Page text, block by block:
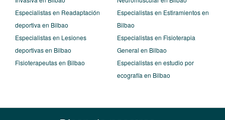
Especialistas en Readaptación
deportiva en Bilbao
Especialistas en Lesiones
deportivas en Bilbao
Fisioterapeutas en Bilbao
Especialistas en Estiramientos en
Bilbao
Especialistas en Fisioterapia
General en Bilbao
Especialistas en estudio por
ecografía en Bilbao